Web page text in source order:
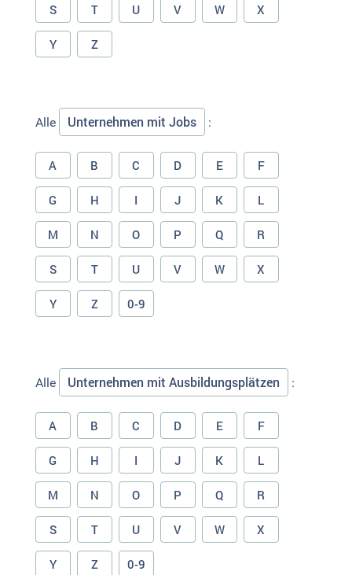
S T U V W X
Y Z
Alle Unternehmen mit Jobs :
A B C D E F
G H I J K L
M N O P Q R
S T U V W X
Y Z 0-9
Alle Unternehmen mit Ausbildungsplätzen :
A B C D E F
G H I J K L
M N O P Q R
S T U V W X
Y Z 0-9